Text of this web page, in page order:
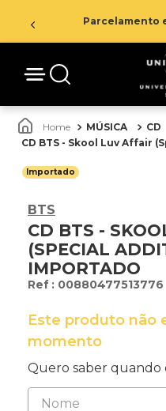
Parcelamento
MÚSICA CD
CD BTS - Skool Luv Affair
Importado
BTS
CD BTS -
(SPECIAL
IMPORTADO
: 00880477513776
Este produto não
momento
Quero saber quando